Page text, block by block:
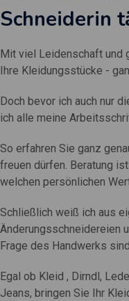
Schneiderin
Mit viel Leidenschaft und
Ihre Kleidungsstücke -
Doch bevor ich auch nur
ich alle meine
So erfahren Sie ganz
freuen dürfen. Beratung
welchen persönlichen
Schließlich weiß ich aus
Änderungsschneidereien
Frage des Handwerks
Egal ob Kleid , Dirndl,
Jeans, bringen Sie Ihr